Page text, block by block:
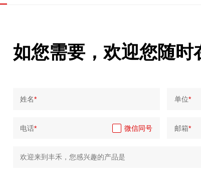
如您需要，欢迎您随时
姓名* 单位*
电话* 微信同号 邮箱*